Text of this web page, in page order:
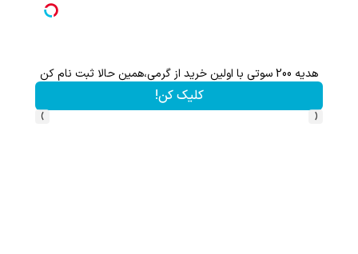
هدیه 200 سوتی با اولین خرید از گرمی،همین حالا ثبت نام کن
کلیک کن!
‹
›